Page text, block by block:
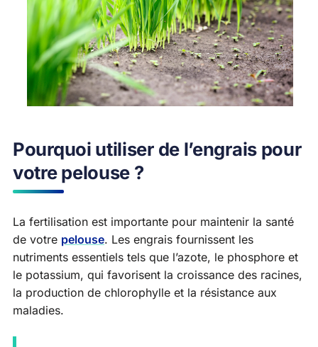
Pourquoi utiliser de l’engrais pour
votre pelouse ?
La fertilisation est importante pour maintenir la santé
de votre pelouse. Les engrais fournissent les
nutriments essentiels tels que l’azote, le phosphore et
le potassium, qui favorisent la croissance des racines,
la production de chlorophylle et la résistance aux
maladies.